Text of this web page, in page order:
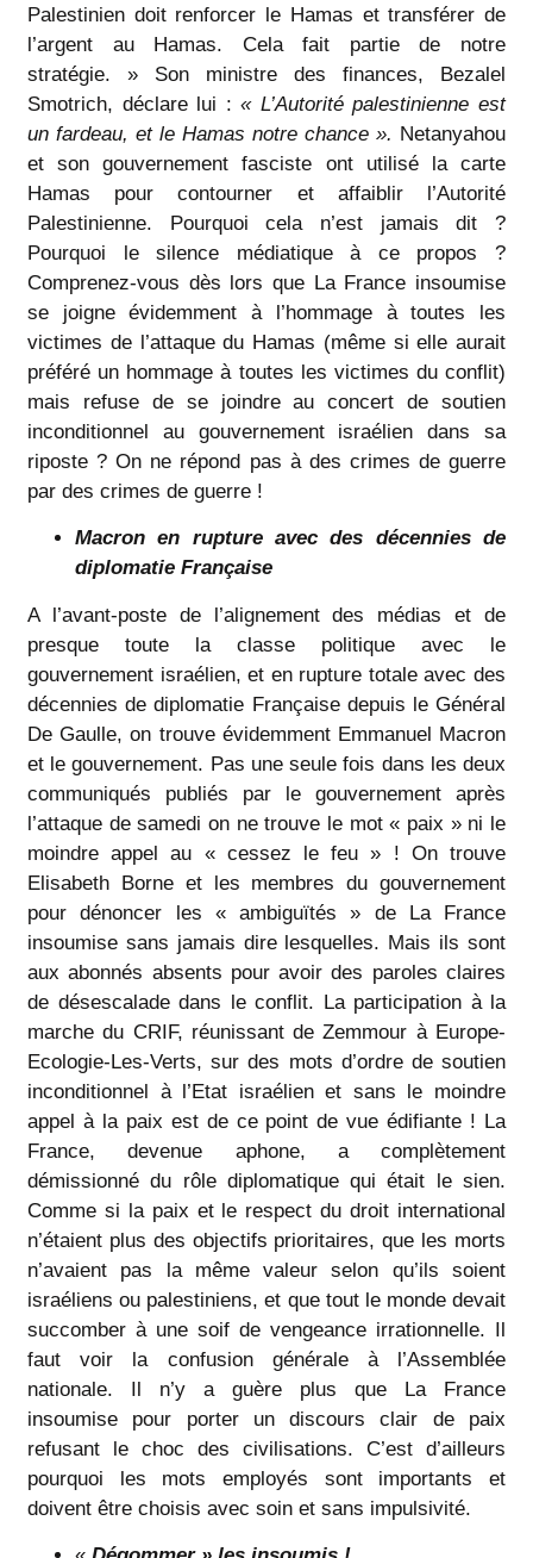
Palestinien doit renforcer le Hamas et transférer de
l’argent au Hamas. Cela fait partie de notre
stratégie. » Son ministre des finances, Bezalel
Smotrich, déclare lui :« L’Autorité palestinienne est
un fardeau, et le Hamas notre chance ». Netanyahou
et son gouvernement fasciste ont utilisé la carte
Hamas pour contourner et affaiblir l’Autorité
Palestinienne. Pourquoi cela n’est jamais dit ?
Pourquoi le silence médiatique à ce propos ?
Comprenez-vous dès lors que La France insoumise
se joigne évidemment à l’hommage à toutes les
victimes de l’attaque du Hamas (même si elle aurait
préféré un hommage à toutes les victimes du conflit)
mais refuse de se joindre au concert de soutien
inconditionnel au gouvernement israélien dans sa
riposte ? On ne répond pas à des crimes de guerre
par des crimes de guerre !
Macron en rupture avec des décennies de
diplomatie Française
A l’avant-poste de l’alignement des médias et de
presque toute la classe politique avec le
gouvernement israélien, et en rupture totale avec des
décennies de diplomatie Française depuis le Général
De Gaulle, on trouve évidemment Emmanuel Macron
et le gouvernement. Pas une seule fois dans les deux
communiqués publiés par le gouvernement après
l’attaque de samedi on ne trouve le mot « paix » ni le
moindre appel au « cessez le feu » ! On trouve
Elisabeth Borne et les membres du gouvernement
pour dénoncer les « ambiguïtés » de La France
insoumise sans jamais dire lesquelles. Mais ils sont
aux abonnés absents pour avoir des paroles claires
de désescalade dans le conflit. La participation à la
marche du CRIF, réunissant de Zemmour à Europe-
Ecologie-Les-Verts, sur des mots d’ordre de soutien
inconditionnel à l’Etat israélien et sans le moindre
appel à la paix est de ce point de vue édifiante ! La
France, devenue aphone, a complètement
démissionné du rôle diplomatique qui était le sien.
Comme si la paix et le respect du droit international
n’étaient plus des objectifs prioritaires, que les morts
n’avaient pas la même valeur selon qu’ils soient
israéliens ou palestiniens, et que tout le monde devait
succomber à une soif de vengeance irrationnelle. Il
faut voir la confusion générale à l’Assemblée
nationale. Il n’y a guère plus que La France
insoumise pour porter un discours clair de paix
refusant le choc des civilisations. C’est d’ailleurs
pourquoi les mots employés sont importants et
doivent être choisis avec soin et sans impulsivité.